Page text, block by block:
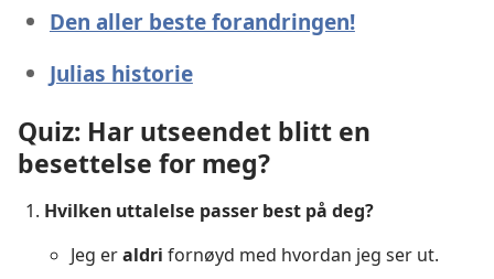
Den aller beste forandringen!
Julias historie
Quiz: Har utseendet blitt en
besettelse for meg?
Hvilken uttalelse passer best på deg?
Jeg eraldri fornøyd med hvordan jeg ser ut.